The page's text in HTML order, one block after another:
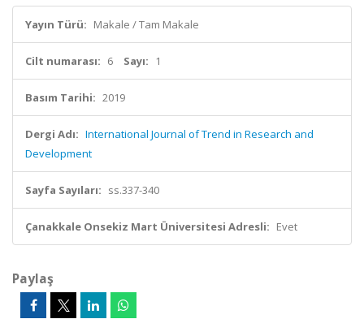
Yayın Türü: Makale / Tam Makale
Cilt numarası: 6 Sayı: 1
Basım Tarihi: 2019
Dergi Adı: International Journal of Trend in Research and
Development
Sayfa Sayıları: ss.337-340
Çanakkale Onsekiz Mart Üniversitesi Adresli: Evet
Paylaş